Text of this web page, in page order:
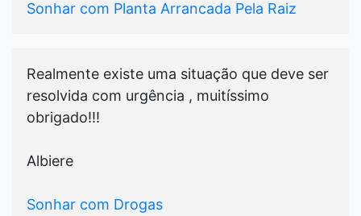
Sonhar com Planta Arrancada Pela Raiz
Realmente existe uma situação que deve ser
resolvida com urgência , muitíssimo
obrigado!!!
Albiere
Sonhar com Drogas